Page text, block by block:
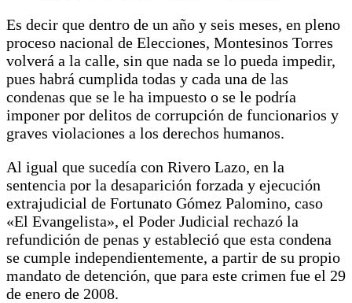
Es decir que dentro de un año y seis meses, en pleno
proceso nacional de Elecciones, Montesinos Torres
volverá a la calle, sin que nada se lo pueda impedir,
pues habrá cumplida todas y cada una de las
condenas que se le ha impuesto o se le podría
imponer por delitos de corrupción de funcionarios y
graves violaciones a los derechos humanos.
Al igual que sucedía con Rivero Lazo, en la
sentencia por la desaparición forzada y ejecución
extrajudicial de Fortunato Gómez Palomino, caso
«El Evangelista», el Poder Judicial rechazó la
refundición de penas y estableció que esta condena
se cumple independientemente, a partir de su propio
mandato de detención, que para este crimen fue el 29
de enero de 2008.